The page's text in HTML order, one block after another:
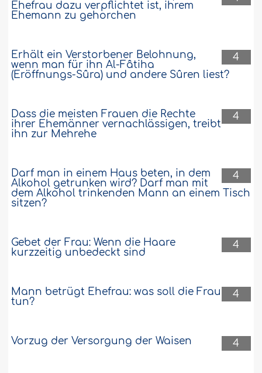
Ehefrau dazu verpflichtet ist, ihrem
Ehemann zu gehorchen
4
Erhält ein Verstorbener Belohnung,
wenn man für ihn Al-Fâtiha
(Eröffnungs-Sûra) und andere Sûren liest?
4
Dass die meisten Frauen die Rechte
ihrer Ehemänner vernachlässigen, treibt
ihn zur Mehrehe
4
Darf man in einem Haus beten, in dem
Alkohol getrunken wird? Darf man mit
dem Alkohol trinkenden Mann an einem Tisch
sitzen?
4
Gebet der Frau: Wenn die Haare
kurzzeitig unbedeckt sind
4
Mann betrügt Ehefrau: was soll die Frau
tun?
4
Vorzug der Versorgung der Waisen